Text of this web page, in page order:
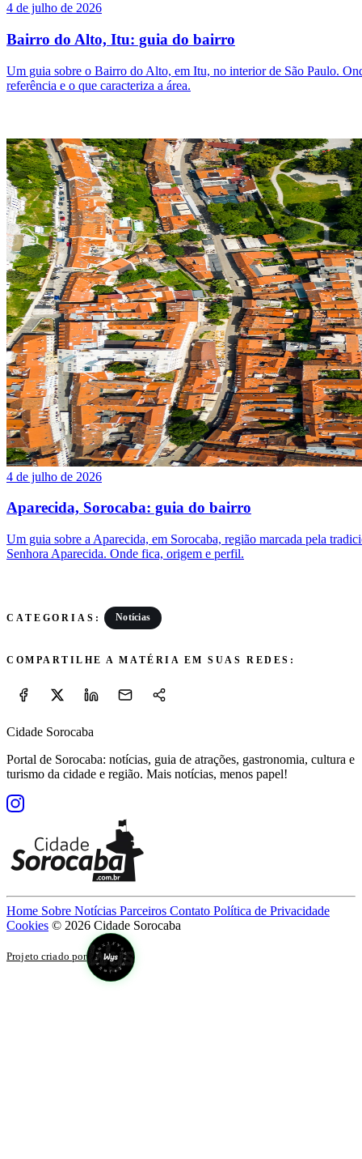
4 de julho de 2026
Bairro do Alto, Itu: guia do bairro
Um guia sobre o Bairro do Alto, em Itu, no interior de São Paulo.
referência e o que caracteriza a área.
4 de julho de 2026
Aparecida, Sorocaba: guia do bairro
Um guia sobre a Aparecida, em Sorocaba, região marcada pela
Senhora Aparecida. Onde fica, origem e perfil.
CATEGORIAS: Notícias
COMPARTILHE A MATÉRIA EM SUAS REDES:
Cidade Sorocaba
Portal de Sorocaba: notícias, guia de atrações, gastronomia, cultura e
turismo da cidade e região. Mais notícias, menos papel!
Home Sobre Notícias Parceiros Contato Política de Privacidade
Cookies © 2026 Cidade Sorocaba
Projeto criado por